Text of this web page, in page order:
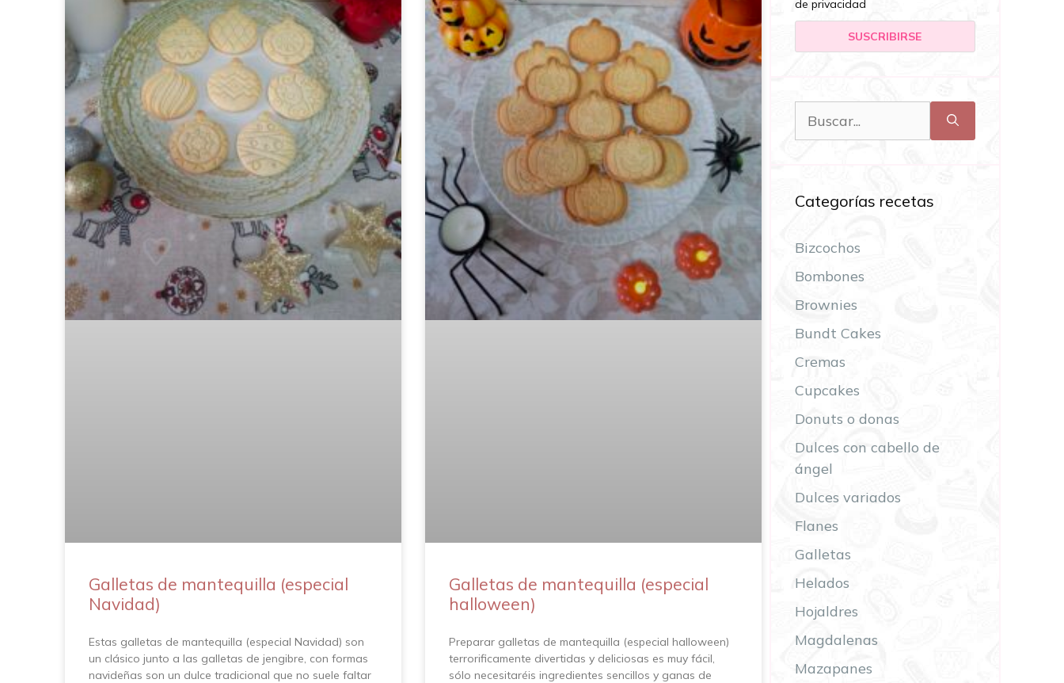
Galletas de mantequilla (especial
Navidad)
Estas galletas de mantequilla (especial Navidad) son
un clásico junto a las galletas de jengibre, con formas
navideñas son un dulce tradicional que no suele faltar
Galletas de mantequilla (especial
halloween)
Preparar galletas de mantequilla (especial halloween)
terrorificamente divertidas y deliciosas es muy fácil,
sólo necesitaréis ingredientes sencillos y ganas de
de privacidad
Categorías recetas
Bizcochos
Bombones
Brownies
Bundt Cakes
Cremas
Cupcakes
Donuts o donas
Dulces con cabello de
ángel
Dulces variados
Flanes
Galletas
Helados
Hojaldres
Magdalenas
Mazapanes